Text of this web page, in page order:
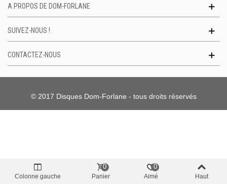
A PROPOS DE DOM-FORLANE
SUIVEZ-NOUS !
CONTACTEZ-NOUS
© 2017 Disques Dom-Forlane - tous droits réservés
Colonne gauche Panier
0
Aimé
0
Haut